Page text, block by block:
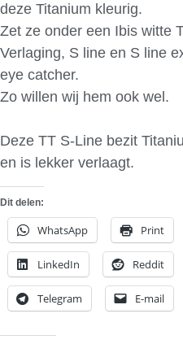
deze Titanium kleurig.
Zet ze onder een Ibis witte
Verlaging, S line en S line
eye catcher.
Zo willen wij hem ook wel.
Deze TT S-Line bezit
en is lekker verlaagt.
Dit delen:
WhatsApp Print
LinkedIn Reddit
Telegram E-mail